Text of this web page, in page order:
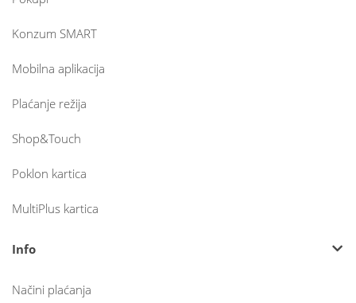
Konzum SMART
Mobilna aplikacija
Plaćanje režija
Shop&Touch
Poklon kartica
MultiPlus kartica
Info
Načini plaćanja